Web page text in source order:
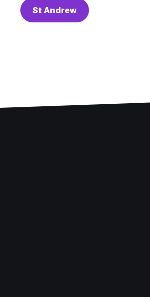
St Andrew